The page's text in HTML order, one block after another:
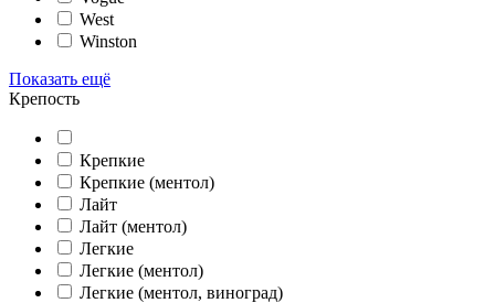
West
Winston
Показать ещё
Крепость
Крепкие
Крепкие (ментол)
Лайт
Лайт (ментол)
Легкие
Легкие (ментол)
Легкие (ментол, виноград)